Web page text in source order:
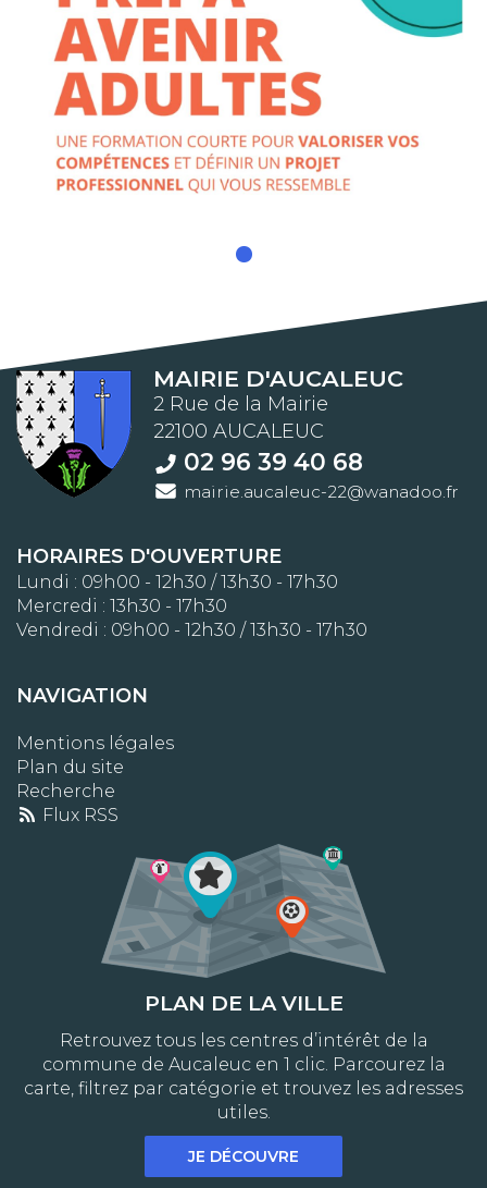
MAIRIE D'AUCALEUC
2 Rue de la Mairie
22100 AUCALEUC
02 96 39 40 68
mairie.aucaleuc-22@wanadoo.fr
HORAIRES D'OUVERTURE
Lundi : 09h00 - 12h30 / 13h30 - 17h30
Mercredi : 13h30 - 17h30
Vendredi : 09h00 - 12h30 / 13h30 - 17h30
NAVIGATION
Mentions légales
Plan du site
Recherche
Flux RSS
PLAN DE LA VILLE
Retrouvez tous les centres d’intérêt de la
commune de Aucaleuc en 1 clic. Parcourez la
carte, filtrez par catégorie et trouvez les adresses
utiles.
JE DÉCOUVRE